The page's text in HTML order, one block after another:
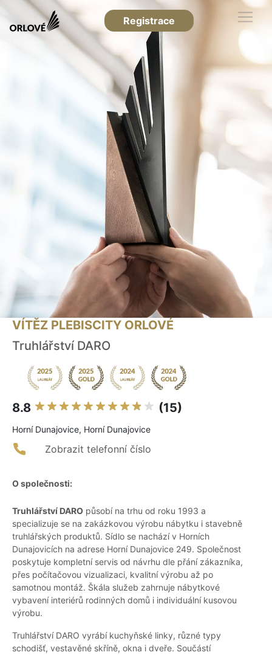
Registrace
VÍTĚZ PLEBISCITY ORLOVÉ
Truhlářství DARO
8.8 (15)
Horní Dunajovice, Horní Dunajovice
Zobrazit telefonní číslo
O společnosti:
Truhlářství DARO působí na trhu od roku 1993 a
specializuje se na zakázkovou výrobu nábytku i stavebně
truhlářských produktů. Sídlo se nachází v Horních
Dunajovicích na adrese Horní Dunajovice 249. Společnost
poskytuje kompletní servis od návrhu dle přání zákazníka,
přes počítačovou vizualizaci, kvalitní výrobu až po
samotnou montáž. Škála služeb zahrnuje nábytkové
vybavení interiérů rodinných domů i individuální kusovou
výrobu.
Truhlářství DARO vyrábí kuchyňské linky, různé typy
schodišť, vestavěné skříně, okna i dveře. Součástí